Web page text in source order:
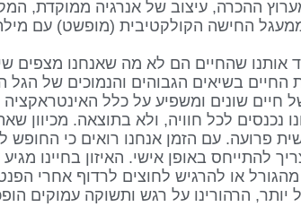
אותנו שהחיים הם לא מה שאנחנו מצפים
בשיאים הגבוהים והנמוכים של הגל
חיים שונים ומשפיע על כלל
נכנסים לכל חוויה, ולא בתוצאה. מכיוון
פרועה. עם הזמן אנחנו רואים כי
להתייחס באופן אישי. האיזון בחיינו
יותר, הרהורינו על רגש ותשוקה עמוקים